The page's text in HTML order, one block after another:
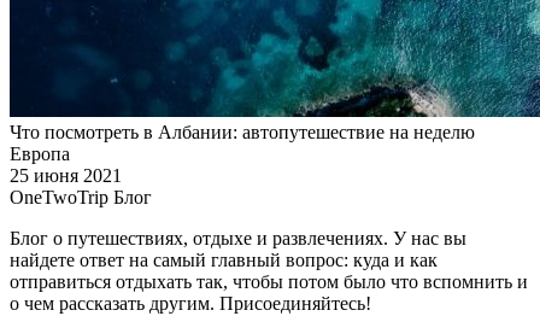
Что посмотреть в Албании: автопутешествие на неделю
Европа
25 июня 2021
OneTwoTrip Блог
Блог о путешествиях, отдыхе и развлечениях. У нас вы
найдете ответ на самый главный вопрос: куда и как
отправиться отдыхать так, чтобы потом было что вспомнить и
о чем рассказать другим. Присоединяйтесь!